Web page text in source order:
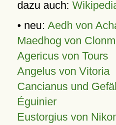
dazu auch:
• neu: Aedh von
Maedhog von
Agericus von Tours
Angelus von Vitoria
Cancianus und
Éguinier
Eustorgius von